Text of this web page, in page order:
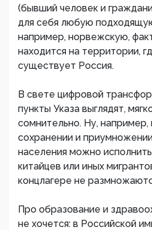
(бывший человек и
для себя любую
например, норвежскую,
находится на территории,
существует Россия.
В свете цифровой
пункты Указа выглядят,
сомнительно. Ну, например,
сохранении и
населения можно
китайцев или иных
концлагере не
Про образование и
не хочется: в Российской